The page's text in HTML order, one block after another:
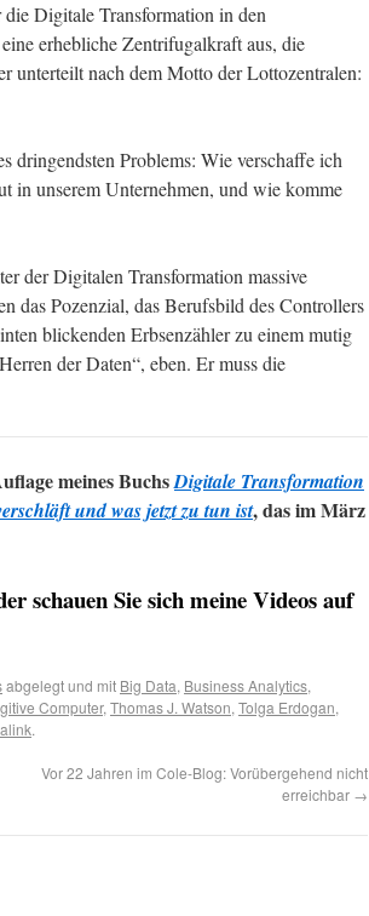
Digitale Transformation in den
erhebliche Zentrifugalkraft aus, die
unterteilt nach dem Motto der Lottozentralen:
Problems: Wie verschaffe ich
in unserem Unternehmen, und wie komme
der Digitalen Transformation massive
das Pozenzial, das Berufsbild des Controllers
blickenden Erbsenzähler zu einem mutig
der Daten“, eben. Er muss die
meines BuchsDigitale Transformation
und was jetzt zu tun ist, das im März
schauen Sie sich meine Videos auf
abgelegt und mit Big Data, Business Analytics,
Computer, Thomas J. Watson, Tolga Erdogan,
.
Vor 22 Jahren im Cole-Blog: Vorübergehend nicht
erreichbar →